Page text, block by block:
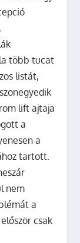
több tucat
listát,
lift ajtaja
a
a
tartott.
nem
a
csak